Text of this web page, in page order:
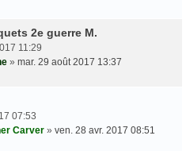
2e guerre M.
11:29
» mar. 29 août 2017 13:37
07:53
Carver » ven. 28 avr. 2017 08:51